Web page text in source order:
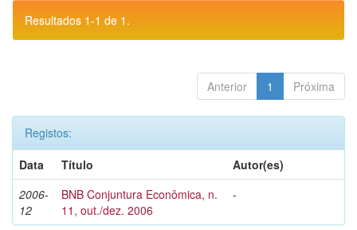
Resultados 1-1 de 1.
Anterior 1 Próxima
Registos:
Data
Título
Autor(es)
2006-
12
BNB Conjuntura Econômica, n.
11, out./dez. 2006
-